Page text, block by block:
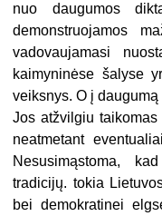
nuo daugumos
demonstruojamos
vadovaujamasi
kaimyninėse šalyse
veiksnys. O į
Jos atžvilgiu
neatmetant
Nesusimąstoma,
tradicijų. tokia
bei demokratinei